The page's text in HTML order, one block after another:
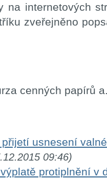
na internetových
zveřejněno
cenných papírů
usnesení
09:46)
protiplnění v